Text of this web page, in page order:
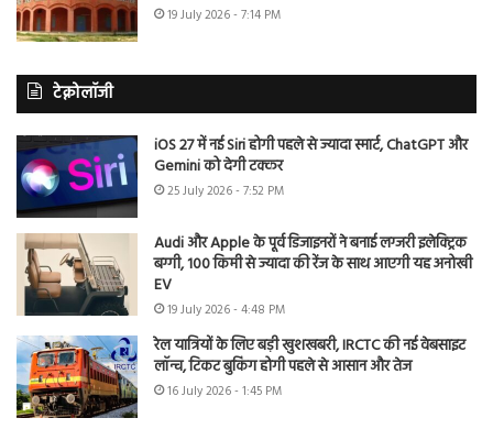
19 July 2026 - 7:14 PM
टेक्नोलॉजी
iOS 27 में नई Siri होगी पहले से ज्यादा स्मार्ट, ChatGPT और
Gemini को देगी टक्कर
25 July 2026 - 7:52 PM
Audi और Apple के पूर्व डिजाइनरों ने बनाई लग्जरी इलेक्ट्रिक
बग्गी, 100 किमी से ज्यादा की रेंज के साथ आएगी यह अनोखी
EV
19 July 2026 - 4:48 PM
रेल यात्रियों के लिए बड़ी खुशखबरी, IRCTC की नई वेबसाइट
लॉन्च, टिकट बुकिंग होगी पहले से आसान और तेज
16 July 2026 - 1:45 PM